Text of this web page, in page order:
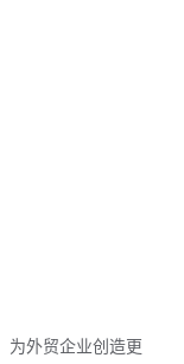
为外贸企业创造更